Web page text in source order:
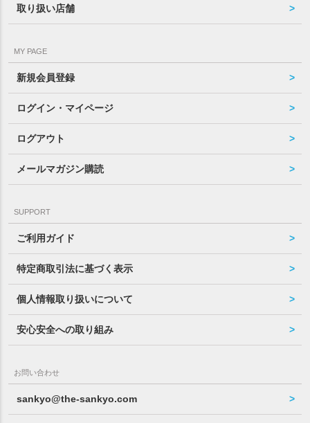
取り扱い店舗
MY PAGE
新規会員登録
ログイン・マイページ
ログアウト
メールマガジン購読
SUPPORT
ご利用ガイド
特定商取引法に基づく表示
個人情報取り扱いについて
安心安全への取り組み
お問い合わせ
sankyo@the-sankyo.com